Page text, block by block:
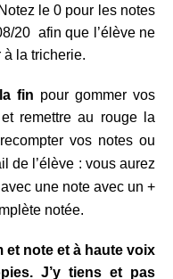
le 0 pour les notes
20 afin que l’élève ne
à la tricherie.
fin pour gommer vos
remettre au rouge la
vos notes ou
de l’élève : vous aurez
une note avec un +
notée.
et note et à haute voix
J’y tiens et pas